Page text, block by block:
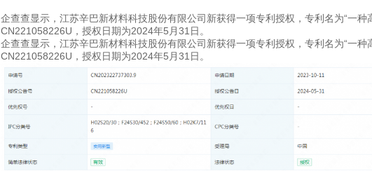
企查查显示，江苏辛巴新材料科技股份有限公司新获得一项专利授权，专利名为“一
CN221058226U，授权日期为2024年5月31日。
企查查显示，江苏辛巴新材料科技股份有限公司新获得一项专利授权，专利名为“一
CN221058226U，授权日期为2024年5月31日。